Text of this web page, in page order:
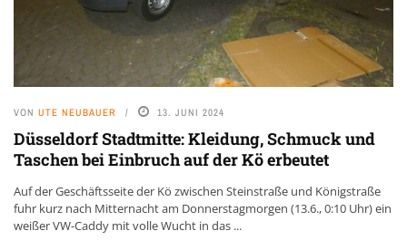
VON UTE NEUBAUER 13. JUNI 2024
Düsseldorf Stadtmitte: Kleidung, Schmuck und
Taschen bei Einbruch auf der Kö erbeutet
Auf der Geschäftsseite der Kö zwischen Steinstraße und Königstraße
fuhr kurz nach Mitternacht am Donnerstagmorgen (13.6., 0:10 Uhr) ein
weißer VW-Caddy mit volle Wucht in das ...